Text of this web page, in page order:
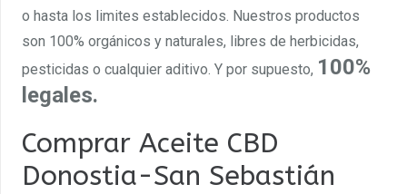
o hasta los limites establecidos. Nuestros productos
son 100% orgánicos y naturales, libres de herbicidas,
pesticidas o cualquier aditivo. Y por supuesto, 100%
legales.
Comprar Aceite CBD
Donostia-San Sebastián